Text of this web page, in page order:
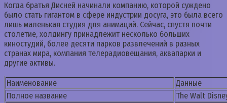
Когда братья Дисней начинали компанию, которой суждено
было стать гигантом в сфере индустрии досуга, это была всего
лишь маленькая студия для анимаций. Сейчас, спустя почти
столетие, холдингу принадлежит несколько больших
киностудий, более десяти парков развлечений в разных
странах мира, компания телерадиовещания, аквапарки и
другие активы.
Наименование
Данные
Полное название
The Walt